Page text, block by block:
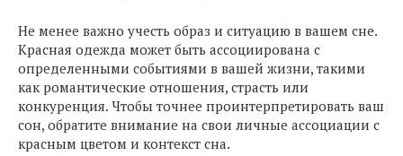
Не менее важно учесть образ и ситуацию в вашем сне.
Красная одежда может быть ассоциирована с
определенными событиями в вашей жизни, такими
как романтические отношения, страсть или
конкуренция. Чтобы точнее проинтерпретировать ваш
сон, обратите внимание на свои личные ассоциации с
красным цветом и контекст сна.